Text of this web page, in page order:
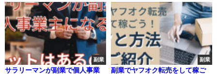
副業
サラリーマンが副業で個人事業
副業
副業でヤフオク転売をして稼ご